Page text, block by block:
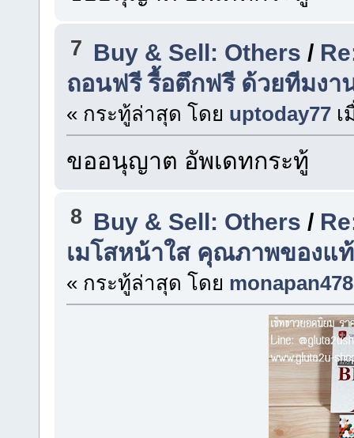
7 Buy & Sell: Others /
ถอนฟรี รื้อตึกฟรี ด้วยทีมงา
« กระทู้ล่าสุด โดย uptoday77 เ
ขออนุญาต อัพเดทกระทู้
8 Buy & Sell: Others /
เมโสหน้าใส คุณภาพของแ
« กระทู้ล่าสุด โดย monapan478